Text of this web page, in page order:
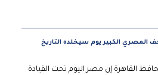
المصري الكبير يوم سيخلده التاريخ
القاهرة إن مصر اليوم تحت القيادة